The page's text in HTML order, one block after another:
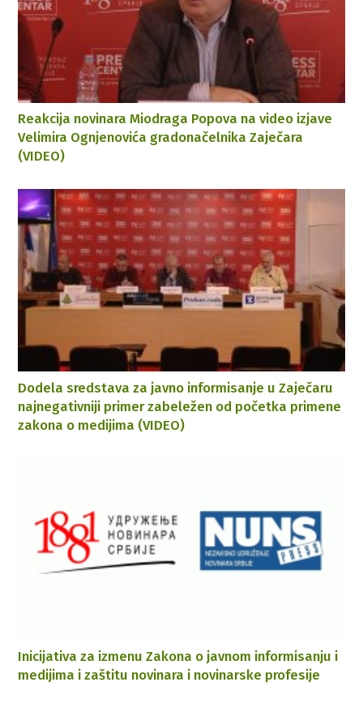
Reakcija novinara Miodraga Popova na video izjave
Velimira Ognjenovića gradonačelnika Zaječara
(VIDEO)
Dodela sredstava za javno informisanje u Zaječaru
najnegativniji primer zabeležen od početka primene
zakona o medijima (VIDEO)
Inicijativa za izmenu Zakona o javnom informisanju i
medijima i zaštitu novinara i novinarske profesije